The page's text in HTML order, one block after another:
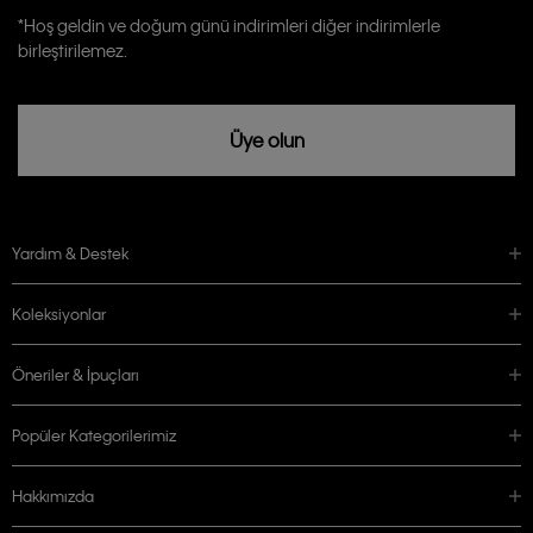
Calvin Klein tarafından kişisel verilerimin yurtdışına aktarılmasına açık
rızam vardır
*Hoş geldin ve doğum günü indirimleri diğer indirimlerle
birleştirilemez.
Üye olun
Yardım & Destek
Koleksiyonlar
Öneriler & İpuçları
Popüler Kategorilerimiz
Hakkımızda